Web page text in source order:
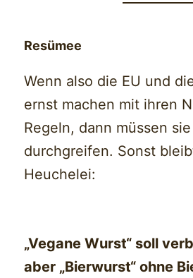
Resümee
Wenn also die EU und
ernst machen mit ihren
Regeln, dann müssen
durchgreifen. Sonst
Heuchelei:
„Vegane Wurst“ soll
aber „Bierwurst“ ohne